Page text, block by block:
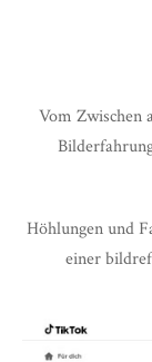
Vom Zwischen
Höhlungen und
einer